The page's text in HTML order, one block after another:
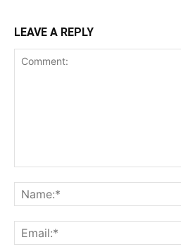
LEAVE A REPLY